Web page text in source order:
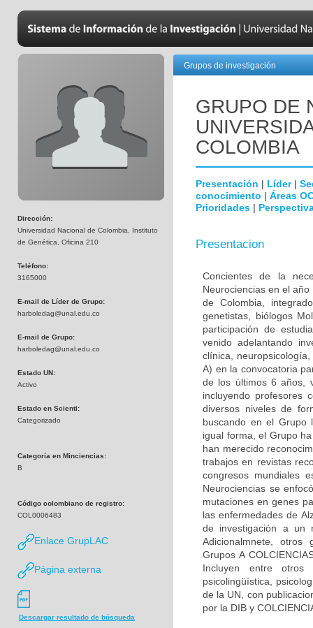
Dirección:
Universidad Nacional de Colombia, Instituto
de Genética, Oficina 210
Teléfono:
3165000
E-mail de Líder de Grupo:
harboledag@unal.edu.co
E-mail de Grupo:
harboledag@unal.edu.co
Estado UN:
Activo
Estado en Scienti:
Categorizado
Categoría en Minciencias:
B
Código colombiano de registro:
COL0006483
Enlace GrupLAC
Página externa
Descargar resultado de búsqueda
Grupos de investigación
GRUPO DE
COLOMBIA
Presentación | Líder|
conocimiento | Áreas
Prioridades |
Presentacion
Concientes de la
Neurociencias en el
de Colombia,
genetistas, biólogos
participación de
venido adelantando
clínica,
A) en la convocatoria
de los últimos 6 años,
incluyendo profesores
diversos niveles de
buscando en el Grupo
igual forma, el Grupo
han merecido
trabajos en revistas
congresos mundiales
Neurociencias se
mutaciones en genes
las enfermedades de
de investigación a un
Adicionalmnete, otros
Grupos A
Incluyen entre otros
psicolingüística,
de la UN, con
por la DIB y